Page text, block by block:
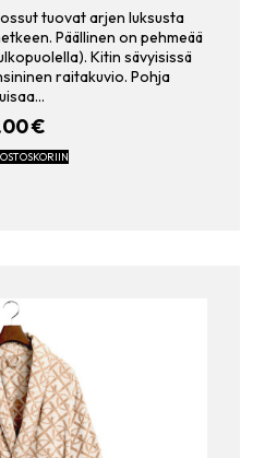
tuovat arjen luksusta
Päällinen on pehmeää
Kitin sävyisissä
raitakuvio. Pohja
€